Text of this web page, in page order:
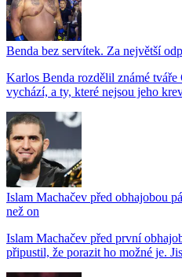
Benda bez servítek. Za největší
Karlos Benda rozdělil známé tváře
vychází, a ty, které nejsou jeho
Islam Machačev před obhajobou
než on
Islam Machačev před první
připustil, že porazit ho možné je.